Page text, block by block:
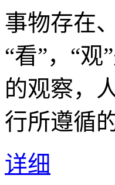
事物存在
“看”，“
的观察，
行所遵循
详细